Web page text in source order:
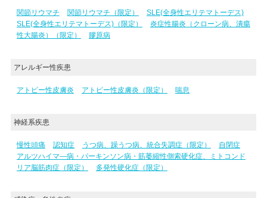
関節リウマチ 関節リウマチ（限定）
SLE(全身性エリテマトーデス)
SLE(全身性エリテマトーデス)（限定）
炎症性腸炎（クローン病、潰瘍
性大腸炎）（限定）
膠原病
アレルギー性疾患
アトピー性皮膚炎 アトピー性皮膚炎（限定） 喘息
神経系疾患
慢性頭痛 認知症 うつ病、躁うつ病、統合失調症（限定）
自閉症
アルツハイマ―病・パーキンソン病・筋萎縮性側索硬化症、ミトコンド
リア脳筋肉症（限定）
多発性硬化症（限定）